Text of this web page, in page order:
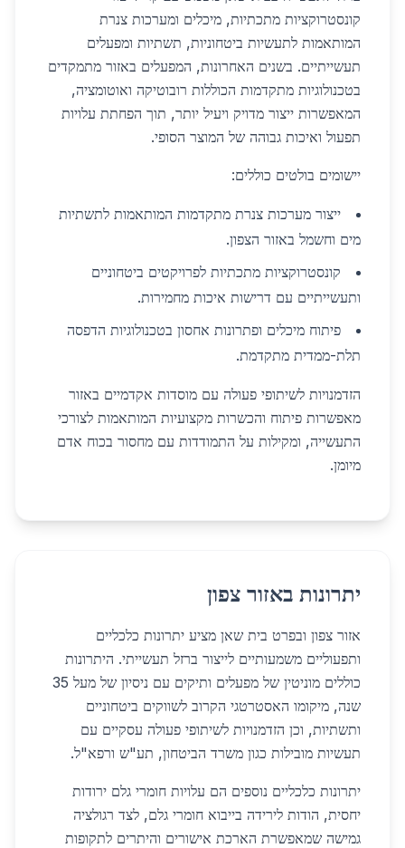
קונסטרוקציות מתכתיות, מיכלים ומערכות צנרת
המותאמות לתעשיות ביטחוניות, תשתיות ומפעלים
תעשייתיים. בשנים האחרונות, המפעלים באזור מתמקדים
בטכנולוגיות מתקדמות הכוללות רובוטיקה ואוטומציה,
המאפשרות ייצור מדויק ויעיל יותר, תוך הפחתת עלויות
תפעול ואיכות גבוהה של המוצר הסופי.
יישומים בולטים כוללים:
ייצור מערכות צנרת מתקדמות המותאמות לתשתיות
מים וחשמל באזור הצפון.
קונסטרוקציות מתכתיות לפרויקטים ביטחוניים
ותעשייתיים עם דרישות איכות מחמירות.
פיתוח מיכלים ופתרונות אחסון בטכנולוגיות הדפסה
תלת-ממדית מתקדמת.
הזדמנויות לשיתופי פעולה עם מוסדות אקדמיים באזור
מאפשרות פיתוח והכשרות מקצועיות המותאמות לצורכי
התעשייה, ומקילות על התמודדות עם מחסור בכוח אדם
מיומן.
יתרונות באזור צפון
אזור צפון ובפרט בית שאן מציע יתרונות כלכליים
ותפעוליים משמעותיים לייצור ברזל תעשייתי. היתרונות
כוללים מוניטין של מפעלים ותיקים עם ניסיון של מעל 35
שנה, מיקומו האסטרטגי הקרוב לשווקים ביטחוניים
ותשתיות, וכן הזדמנויות לשיתופי פעולה עסקיים עם
תעשיות מובילות כגון משרד הביטחון, תע"ש ורפא"ל.
יתרונות כלכליים נוספים הם עלויות חומרי גלם ירודות
יחסית, הודות לירידה בייבוא חומרי גלם, לצד רגולציה
גמישה שמאפשרת הארכת אישורים והיתרים לתקופות